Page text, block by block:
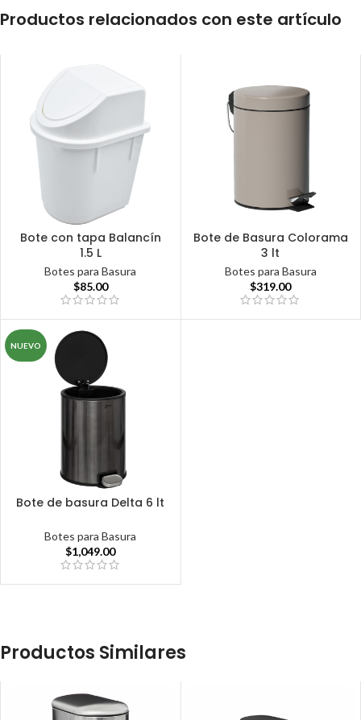
Productos relacionados con este artículo
Bote con tapa Balancín
1.5 L
Botes para Basura
$85.00
Bote de Basura Colorama
3 lt
Botes para Basura
$319.00
NUEVO
Bote de basura Delta 6 lt
Botes para Basura
$1,049.00
Productos Similares